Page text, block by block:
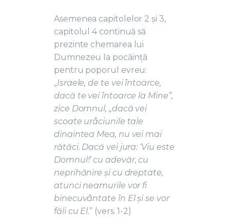
Asemenea capitolelor 2 și 3,
capitolul 4 continuă să
prezinte chemarea lui
Dumnezeu la pocăință
pentru poporul evreu:
„Israele, de te vei întoarce,
dacă te vei întoarce la Mine”,
zice Domnul, „dacă vei
scoate urâciunile tale
dinaintea Mea, nu vei mai
rătăci. Dacă vei jura: ‘Viu este
Domnul!’ cu adevăr, cu
neprihănire și cu dreptate,
atunci neamurile vor fi
binecuvântate în El și se vor
făli cu El.” (vers. 1-2)